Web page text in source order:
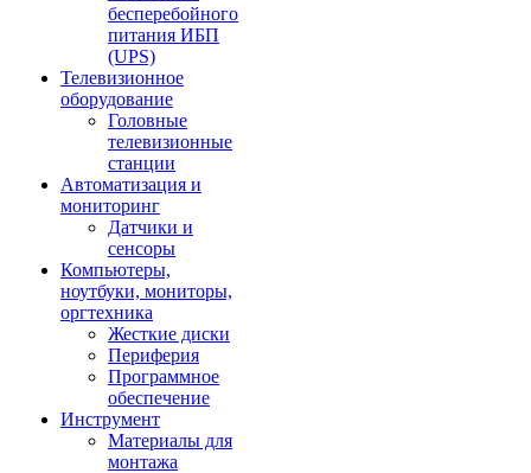
бесперебойного
питания ИБП
(UPS)
Телевизионное
оборудование
Головные
телевизионные
станции
Автоматизация и
мониторинг
Датчики и
сенсоры
Компьютеры,
ноутбуки, мониторы,
оргтехника
Жесткие диски
Периферия
Программное
обеспечение
Инструмент
Материалы для
монтажа